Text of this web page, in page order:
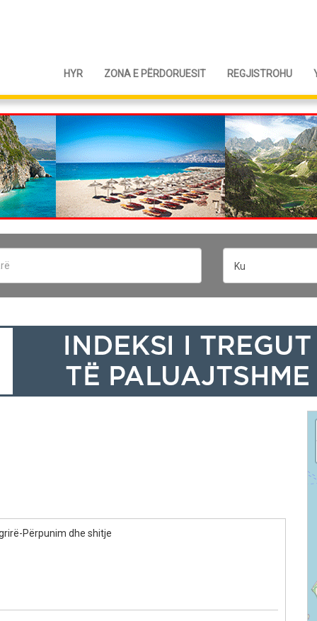
HYR ZONA E PËRDORUESIT REGJISTROHU
Ku
Përpunim dhe shitje